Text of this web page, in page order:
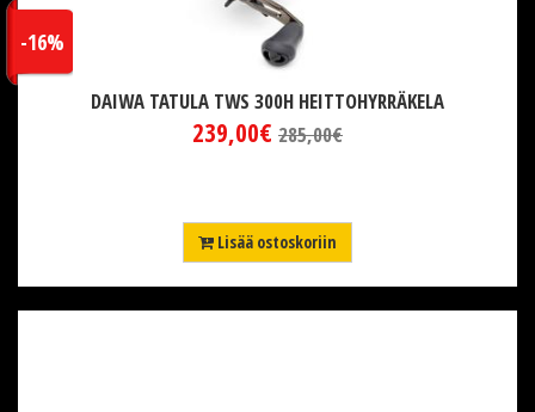
DAIWA TATULA TWS 300H HEITTOHYRRÄKELA
239,00€
-16%
285,00€
Lisää ostoskoriin